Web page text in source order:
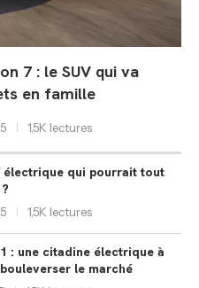
7 : le SUV qui va
en famille
1,5K lectures
électrique qui pourrait tout
1,5K lectures
: une citadine électrique à
le marché